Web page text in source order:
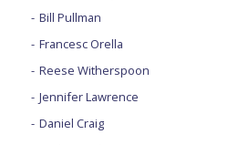
Bill Pullman
Francesc Orella
Reese Witherspoon
Jennifer Lawrence
Daniel Craig